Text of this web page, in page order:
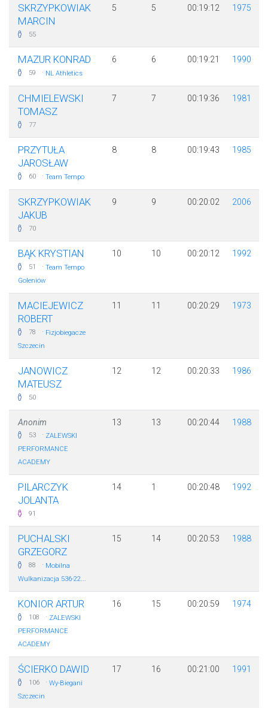
SKRZYPKOWIAK
MARCIN
55
5 5 00:19:12 1975
MAZUR KONRAD
59 · NL Athletics
6 6 00:19:21 1990
CHMIELEWSKI
TOMASZ
77
7 7 00:19:36 1981
PRZYTUŁA
JAROSŁAW
60 · Team Tempo
8 8 00:19:43 1985
SKRZYPKOWIAK
JAKUB
70
9 9 00:20:02 2006
BĄK KRYSTIAN
51 · Team Tempo
Goleniów
10 10 00:20:12 1992
MACIEJEWICZ
ROBERT
78 · Fizjobiegacze
Szczecin
11 11 00:20:29 1973
JANOWICZ
MATEUSZ
50
12 12 00:20:33 1986
Anonim
53 · ZALEWSKI
PERFORMANCE
ACADEMY
13 13 00:20:44 1988
PILARCZYK
JOLANTA
91
14 1 00:20:48 1992
PUCHALSKI
GRZEGORZ
88 · Mobilna
Wulkanizacja 536-22...
15 14 00:20:53 1988
KONIOR ARTUR
108 · ZALEWSKI
PERFORMANCE
ACADEMY
16 15 00:20:59 1974
ŚCIERKO DAWID
106 · Wy-Biegani
Szczecin
17 16 00:21:00 1991